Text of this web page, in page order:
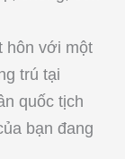
hôn với một
trú tại
quốc tịch
bạn đang